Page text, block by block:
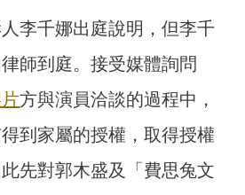
李千娜出庭說明，但李千
師到庭。接受媒體詢問
方與演員洽談的過程中，
到家屬的授權，取得授權
先對郭木盛及「費思兔文